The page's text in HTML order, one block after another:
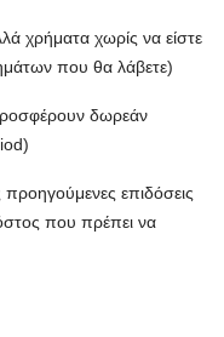
χρήματα χωρίς να είστε
που θα λάβετε)
δωρεάν
επιδόσεις
που πρέπει να